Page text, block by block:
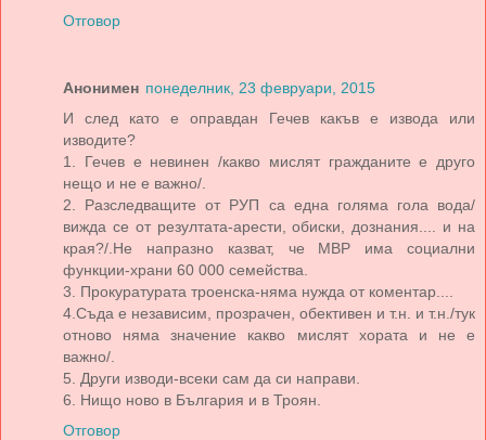
Отговор
Анонимен понеделник, 23 февруари, 2015
И след като е оправдан Гечев какъв е извода или
изводите?
1. Гечев е невинен /какво мислят гражданите е друго
нещо и не е важно/.
2. Разследващите от РУП са една голяма гола вода/
вижда се от резултата-арести, обиски, дознания.... и на
края?/.Не напразно казват, че МВР има социални
функции-храни 60 000 семейства.
3. Прокуратурата троенска-няма нужда от коментар....
4.Съда е независим, прозрачен, обективен и т.н. и т.н./тук
отново няма значение какво мислят хората и не е
важно/.
5. Други изводи-всеки сам да си направи.
6. Нищо ново в България и в Троян.
Отговор